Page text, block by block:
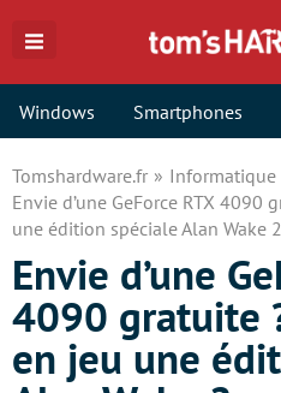
Windows Smartphones
Tomshardware.fr Informatique
Envie d’une GeForce RTX 4090
une édition spéciale Alan Wake 2
Envie d’une
4090 gratuite
en jeu une